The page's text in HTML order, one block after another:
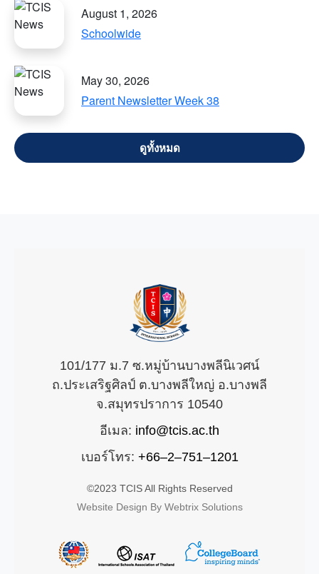
August 1, 2026
Schoolwide
May 30, 2026
Parent Newsletter Week 38
VIEW ALL
101/177 ม.7 ซ.หมู่บ้านบางพลีนิเวศน์
ถ.ประเสริฐศิลป์ ต.บางพลีใหญ่ อ.บางพลี
จ.สมุทรปราการ 10540
อีเมล: info@tcis.ac.th
เบอร์โทร: +66–2–751–1201
©2023 TCIS All Rights Reserved
Website Design By Webtrix Solutions